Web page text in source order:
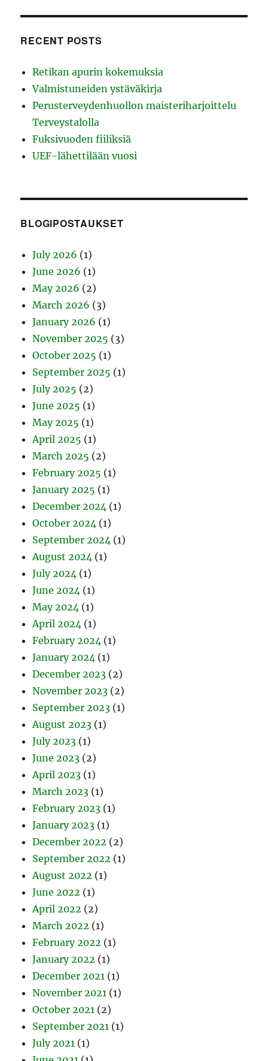
RECENT POSTS
Retikan apurin kokemuksia
Valmistuneiden ystäväkirja
Perusterveydenhuollon maisteriharjoittelu
Terveystalolla
Fuksivuoden fiiliksiä
UEF-lähettilään vuosi
BLOGIPOSTAUKSET
July 2026 (1)
June 2026 (1)
May 2026 (2)
March 2026 (3)
January 2026 (1)
November 2025 (3)
October 2025 (1)
September 2025 (1)
July 2025 (2)
June 2025 (1)
May 2025 (1)
April 2025 (1)
March 2025 (2)
February 2025 (1)
January 2025 (1)
December 2024 (1)
October 2024 (1)
September 2024 (1)
August 2024 (1)
July 2024 (1)
June 2024 (1)
May 2024 (1)
April 2024 (1)
February 2024 (1)
January 2024 (1)
December 2023 (2)
November 2023 (2)
September 2023 (1)
August 2023 (1)
July 2023 (1)
June 2023 (2)
April 2023 (1)
March 2023 (1)
February 2023 (1)
January 2023 (1)
December 2022 (2)
September 2022 (1)
August 2022 (1)
June 2022 (1)
April 2022 (2)
March 2022 (1)
February 2022 (1)
January 2022 (1)
December 2021 (1)
November 2021 (1)
October 2021 (2)
September 2021 (1)
July 2021 (1)